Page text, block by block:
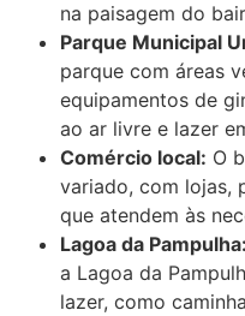
na paisagem do
Parque Municipal
parque com áreas
equipamentos de
ao ar livre e lazer
Comércio local: O
variado, com lojas,
que atendem às
Lagoa da Pampulha:
a Lagoa da
lazer, como